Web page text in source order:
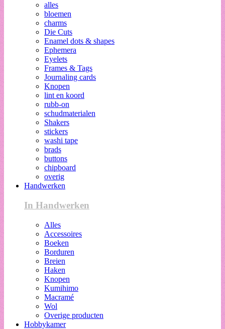
alles
bloemen
charms
Die Cuts
Enamel dots & shapes
Ephemera
Eyelets
Frames & Tags
Journaling cards
Knopen
lint en koord
rubb-on
schudmaterialen
Shakers
stickers
washi tape
brads
buttons
chipboard
overig
Handwerken
In Handwerken
Alles
Accessoires
Boeken
Borduren
Breien
Haken
Knopen
Kumihimo
Macramé
Wol
Overige producten
Hobbykamer